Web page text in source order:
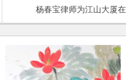
杨春宝律师为江山大厦